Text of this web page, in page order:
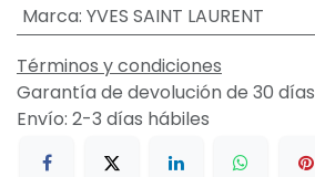
Marca: YVES SAINT LAURENT
Términos y condiciones
Garantía de devolución de 30 días
Envío: 2-3 días hábiles